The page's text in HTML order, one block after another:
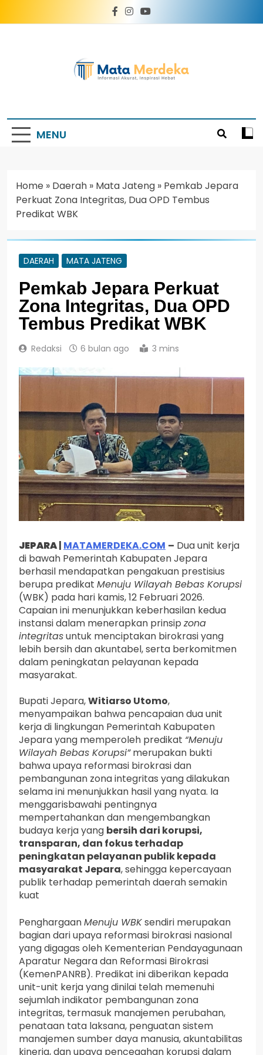
MENU
Home » Daerah » Mata Jateng » Pemkab Jepara
Perkuat Zona Integritas, Dua OPD Tembus
Predikat WBK
DAERAH MATA JATENG
Pemkab Jepara Perkuat
Zona Integritas, Dua OPD
Tembus Predikat WBK
Redaksi 6 bulan ago 3 mins
JEPARA| MATAMERDEKA.COM – Dua unit kerja
di bawah Pemerintah Kabupaten Jepara
berhasil mendapatkan pengakuan prestisius
berupa predikat Menuju Wilayah Bebas Korupsi
(WBK) pada hari kamis, 12 Februari 2026.
Capaian ini menunjukkan keberhasilan kedua
instansi dalam menerapkan prinsip zona
integritasuntuk menciptakan birokrasi yang
lebih bersih dan akuntabel, serta berkomitmen
dalam peningkatan pelayanan kepada
masyarakat.
Bupati Jepara,Witiarso Utomo,
menyampaikan bahwa pencapaian dua unit
kerja di lingkungan Pemerintah Kabupaten
Jepara yang memperoleh predikat “Menuju
Wilayah Bebas Korupsi”merupakan bukti
bahwa upaya reformasi birokrasi dan
pembangunan zona integritas yang dilakukan
selama ini menunjukkan hasil yang nyata. Ia
menggarisbawahi pentingnya
mempertahankan dan mengembangkan
budaya kerja yang bersih dari korupsi,
transparan, dan fokus terhadap
peningkatan pelayanan publik kepada
masyarakat Jepara, sehingga kepercayaan
publik terhadap pemerintah daerah semakin
kuat
PenghargaanMenuju WBKsendiri merupakan
bagian dari upaya reformasi birokrasi nasional
yang digagas oleh Kementerian Pendayagunaan
Aparatur Negara dan Reformasi Birokrasi
(KemenPANRB). Predikat ini diberikan kepada
unit-unit kerja yang dinilai telah memenuhi
sejumlah indikator pembangunan zona
integritas, termasuk manajemen perubahan,
penataan tata laksana, penguatan sistem
manajemen sumber daya manusia, akuntabilitas
kinerja, dan upaya pencegahan korupsi dalam